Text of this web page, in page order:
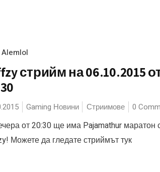
Alemlol
стрийм на 06.10.2015
Gaming Новини Стриимове 0
от 20:30 ще има Pajamathur маратон
Можете да гледате стриймът тук